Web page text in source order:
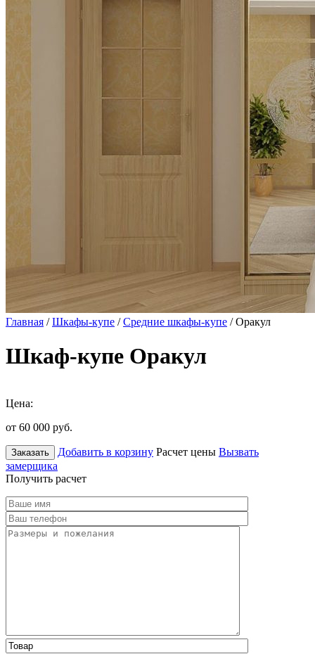
Главная /Шкафы-купе /Средние шкафы-купе / Оракул
Шкаф-купе Оракул
Цена:
от 60 000 руб.
Заказать Добавить в корзину Расчет цены Вызвать
замерщика
Получить расчет